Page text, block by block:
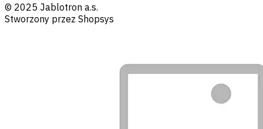
© 2025 Jablotron a.s.
Stworzony przez Shopsys